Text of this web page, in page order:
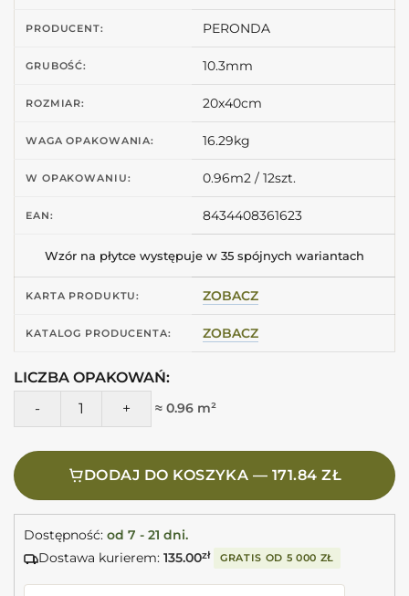
PRODUCENT: PERONDA
GRUBOŚĆ: 10.3mm
ROZMIAR: 20x40cm
WAGA OPAKOWANIA: 16.29kg
W OPAKOWANIU: 0.96m2 / 12szt.
EAN: 8434408361623
Wzór na płytce występuje w 35 spójnych wariantach
KARTA PRODUKTU: ZOBACZ
KATALOG PRODUCENTA: ZOBACZ
LICZBA OPAKOWAŃ:
ilość Peronda Fs RAKU Silver 20X40 Szare kafelki rustykalne
≈ 0.96 m²
DODAJ DO KOSZYKA — 171.84 ZŁ
Dostępność: od 7 - 21 dni.
Dostawa kurierem: 135.00zł GRATIS OD 5 000 ZŁ